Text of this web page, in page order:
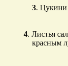
3. Цукини
4. Листья
красным